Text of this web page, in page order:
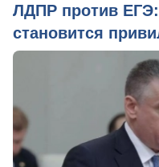
ЛДПР против
становится